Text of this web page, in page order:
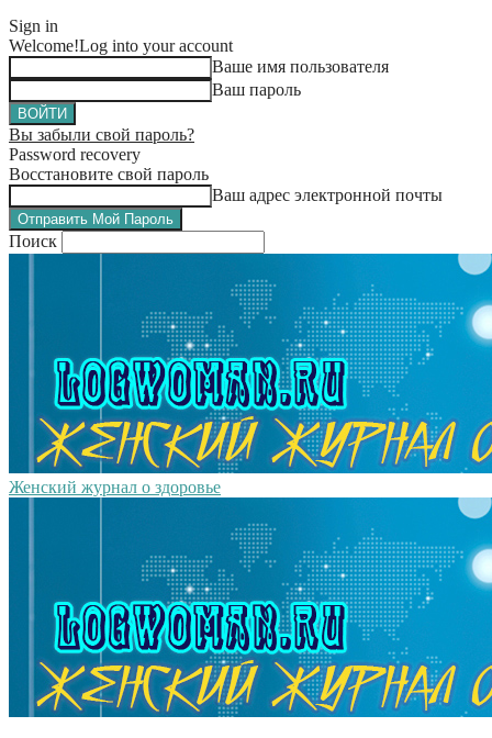
Sign in
Welcome!Log into your account
Ваше имя пользователя
Ваш пароль
Вы забыли свой пароль?
Password recovery
Восстановите свой пароль
Ваш адрес электронной почты
Поиск
Женский журнал о здоровье